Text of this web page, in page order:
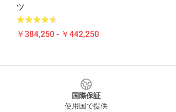
ツ
￥384,250 - ￥442,250
国際保証
使用国で提供